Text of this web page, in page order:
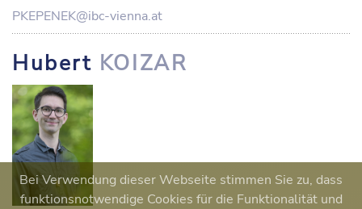
PKEPENEK@ibc-vienna.at
Hubert KOIZAR
Bei Verwendung dieser Webseite stimmen Sie zu, dass
funktionsnotwendige Cookies für die Funktionalität und